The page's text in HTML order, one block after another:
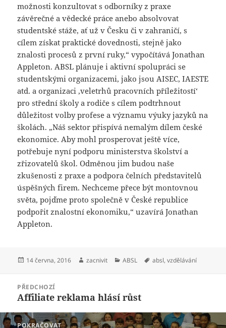
možnosti konzultovat s odborníky z praxe
závěrečné a vědecké práce anebo absolvovat
studentské stáže, ať už v Česku či v zahraničí, s
cílem získat praktické dovednosti, stejně jako
znalosti procesů z první ruky,“ vypočítává Jonathan
Appleton. ABSL plánuje i aktivní spolupráci se
studentskými organizacemi, jako jsou AISEC, IAESTE
atd. a organizaci ‚veletrhů pracovních příležitostí‘
pro střední školy a rodiče s cílem podtrhnout
důležitost volby profese a významu výuky jazyků na
školách. „Náš sektor přispívá nemalým dílem české
ekonomice. Aby mohl prosperovat ještě více,
potřebuje nyní podporu ministerstva školství a
zřizovatelů škol. Odměnou jim budou naše
zkušenosti z praxe a podpora čelních představitelů
úspěšných firem. Nechceme přece být montovnou
světa, pojďme proto společně v České republice
podpořit znalostní ekonomiku,“ uzavírá Jonathan
Appleton.
Publikováno:
14 června, 2016 Autor:
zacnivit Rubriky:
ABSL Štítky:
absl,vzdělávání
příspěvek
PŘEDCHOZÍ
Předchozí
Affiliate reklama hlásí růst
POKRAČOVAT